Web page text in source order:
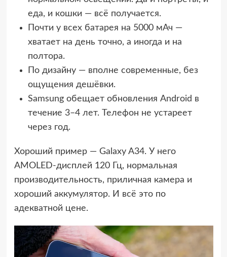
еда, и кошки — всё получается.
Почти у всех батарея на 5000 мАч —
хватает на день точно, а иногда и на
полтора.
По дизайну — вполне современные, без
ощущения дешёвки.
Samsung обещает обновления Android в
течение 3–4 лет. Телефон не устареет
через год.
Хороший пример — Galaxy A34. У него
AMOLED-дисплей 120 Гц, нормальная
производительность, приличная камера и
хороший аккумулятор. И всё это по
адекватной цене.